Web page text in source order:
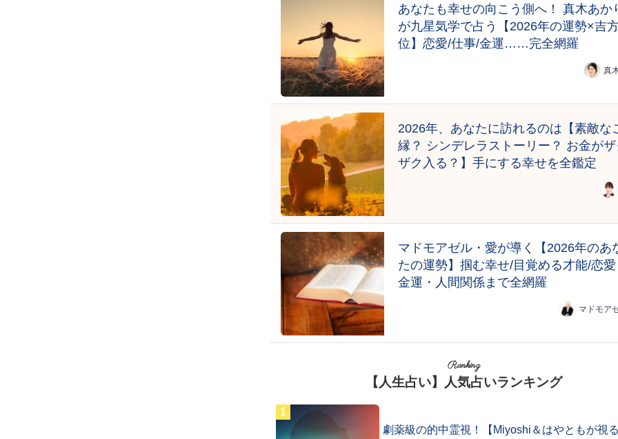
あなたも幸せの向こう側へ！ 真木あか
が九星気学で占う【2026年の運勢×吉
位】恋愛/仕事/金運……完全網羅
真
2026年、あなたに訪れるのは【素敵な
縁？ シンデレラストーリー？ お金が
ザク入る？】手にする幸せを全鑑定
マドモアゼル・愛が導く【2026年のあ
たの運勢】掴む幸せ/目覚める才能/恋
金運・人間関係まで全網羅
マドモア
Ranking
【人生占い】人気占いランキング
劇薬級の的中霊視！【Miyoshi＆はやともが視